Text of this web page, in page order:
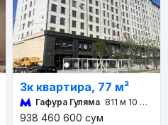
3к квартира, 77 м²
Гафура Гуляма 811 м 10 мин
938 460 600 сум